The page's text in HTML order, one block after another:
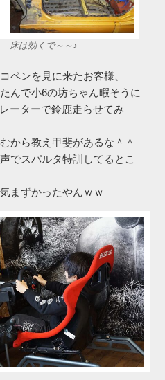
床は効くで～～♪
ペンを見に来たお客様、
んで小6の坊ちゃん暇そうに
ーターで鈴鹿走らせてみ
から教え甲斐があるな＾＾
でスパルタ特訓してるとこ
まずかったやんｗｗ